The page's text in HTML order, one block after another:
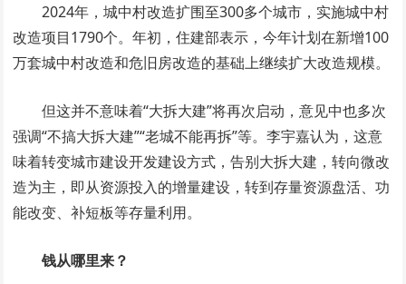
2024年，城中村改造扩围至300多个城市，实施城中村
改造项目1790个。年初，住建部表示，今年计划在新增100
万套城中村改造和危旧房改造的基础上继续扩大改造规模。
但这并不意味着“大拆大建”将再次启动，意见中也多次
强调“不搞大拆大建”“老城不能再拆”等。李宇嘉认为，这意
味着转变城市建设开发建设方式，告别大拆大建，转向微改
造为主，即从资源投入的增量建设，转到存量资源盘活、功
能改变、补短板等存量利用。
钱从哪里来？